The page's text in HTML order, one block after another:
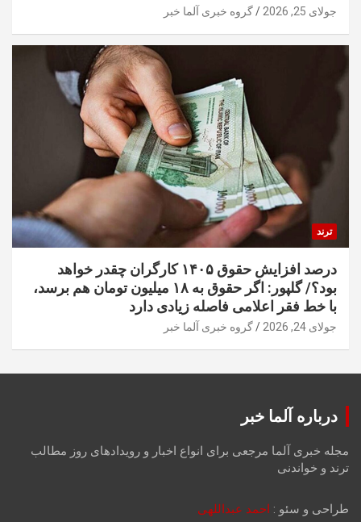
جولای 25, 2026 گروه خبری آلما خبر
ترند
درصد افزایش حقوق ۱۴۰۵ کارگران چقدر خواهد
بود؟/ گلپور: اگر حقوق به ۱۸ میلیون تومان هم برسد،
با خط فقر اعلامی فاصله زیادی دارد
جولای 24, 2026 گروه خبری آلما خبر
درباره آلما خبر
مجله خبری آلما مرجعی برای انواع اخبار و رویدادهای روز مطالب
ترند و خواندنی
طراحی و سئو : احمد عبداللهی